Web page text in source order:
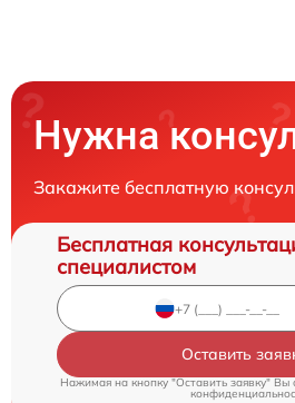
Нужна
Закажите бесплатную
Бесплатная
специалистом
Оставить
Нажимая на кнопку "Оставить заявку" Вы